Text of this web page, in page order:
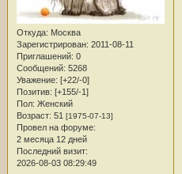
Откуда: Москва
Зарегистрирован: 2011-08-11
Приглашений: 0
Сообщений: 5268
Уважение: [+22/-0]
Позитив: [+155/-1]
Пол: Женский
Возраст: 51 [1975-07-13]
Провел на форуме:
2 месяца 12 дней
Последний визит:
2026-08-03 08:29:49